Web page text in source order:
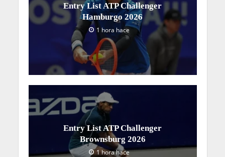
Entry List ATP Challenger
Hamburgo 2026
1 hora hace
Entry List ATP Challenger
Brownsburg 2026
1 hora hace